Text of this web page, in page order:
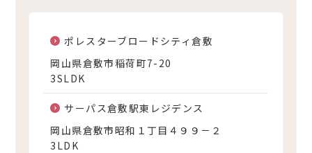
ポレスターブロードシティ倉敷
岡山県倉敷市稲荷町7-20
3SLDK
サーパス倉敷駅東レジデンス
岡山県倉敷市昭和１丁目４９９－２
3LDK